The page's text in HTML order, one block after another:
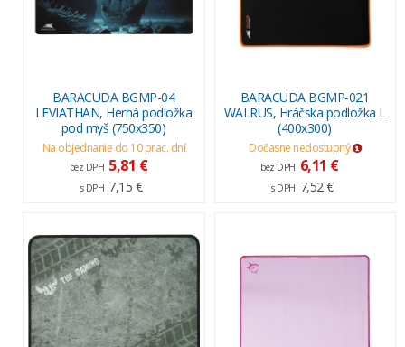
BARACUDA BGMP-04
LEVIATHAN, Herná podložka
pod myš (750x350)
Na objednanie do 10 prac. dní
bez DPH 5,81 €
s DPH 7,15 €
BARACUDA BGMP-021
WALRUS, Hráčska podložka L
(400x300)
Dočasne nedostupný
bez DPH 6,11 €
s DPH 7,52 €